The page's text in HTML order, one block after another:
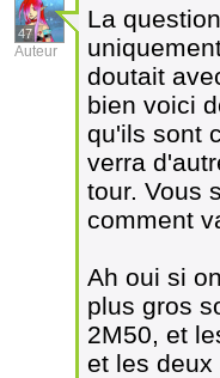
47
Auteur
La
doutait
bien voici
qu'ils sont
verra
tour. Vous
comment
Ah oui si
plus gros
2M50, et
et les deux